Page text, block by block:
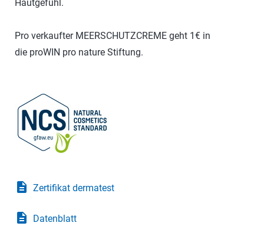
Hautgefühl.
Pro verkaufter MEERSCHUTZCREME geht 1€ in
die proWIN pro nature Stiftung.
description Zertifikat dermatest
description Datenblatt